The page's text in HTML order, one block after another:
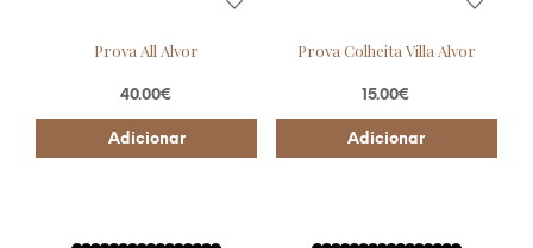
Prova All Alvor
40.00€
Adicionar
Prova Colheita Villa Alvor
15.00€
Adicionar